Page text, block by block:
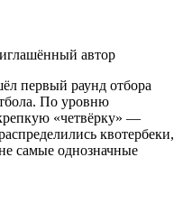
автор
первый раунд отбора
По уровню
«четвёрку» —
квотербеки,
самые однозначные